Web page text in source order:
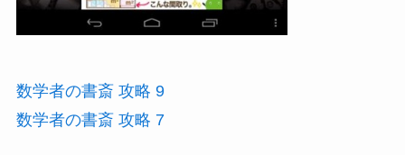
数学者の書斎 攻略 9
数学者の書斎 攻略 7